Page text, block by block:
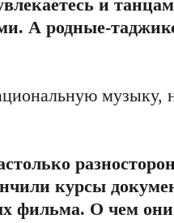
и
А родные-
музыку,
курсы
фильма. О чем